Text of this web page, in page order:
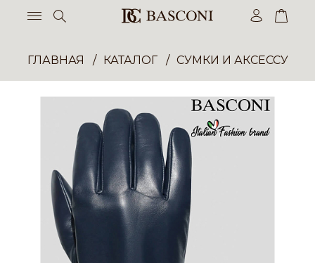
ГЛАВНАЯ КАТАЛОГ СУМКИ И